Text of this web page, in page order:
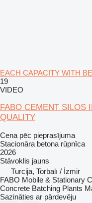
EACH CAPACITY WITH
19
VIDEO
FABO CEMENT SILOS
QUALITY
Cena pēc pieprasījuma
Stacionāra betona rūpnīca
2026
Stāvoklis jauns
Turcija, Torbalı / İzmir
FABO Mobile & Stationary
Concrete Batching Plants
Sazināties ar pārdevēju